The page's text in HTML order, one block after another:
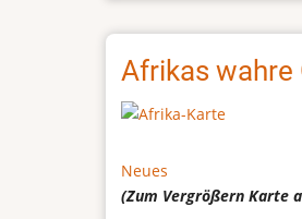
Afrikas wahre
Neues
(Zum VergrößernKarte